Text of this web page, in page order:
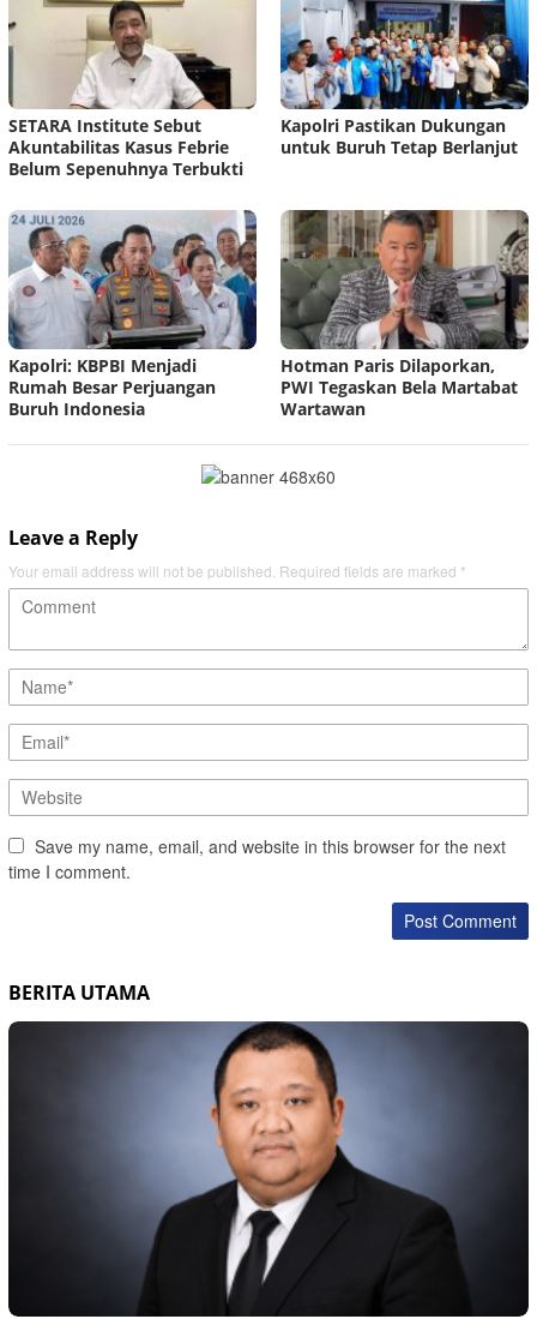
SETARA Institute Sebut
Akuntabilitas Kasus Febrie
Belum Sepenuhnya Terbukti
Kapolri Pastikan Dukungan
untuk Buruh Tetap Berlanjut
Kapolri: KBPBI Menjadi
Rumah Besar Perjuangan
Buruh Indonesia
Hotman Paris Dilaporkan,
PWI Tegaskan Bela Martabat
Wartawan
Leave a Reply
Your email address will not be published. Required fields are marked *
Save my name, email, and website in this browser for the next
time I comment.
BERITA UTAMA